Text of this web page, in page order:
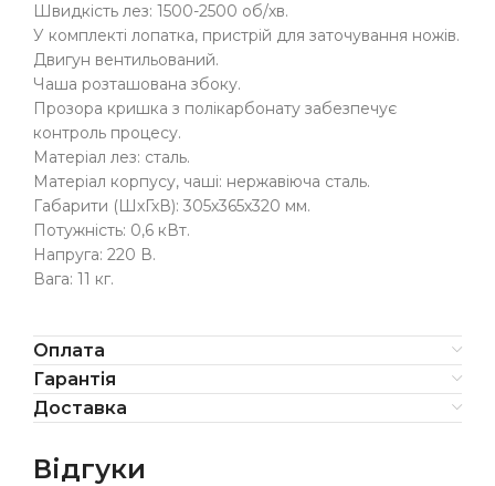
Швидкість лез: 1500-2500 об/хв.
У комплекті лопатка, пристрій для заточування ножів.
Двигун вентильований.
Чаша розташована збоку.
Прозора кришка з полікарбонату забезпечує
контроль процесу.
Матеріал лез: сталь.
Матеріал корпусу, чаші: нержавіюча сталь.
Габарити (ШхГхВ): 305х365х320 мм.
Потужність: 0,6 кВт.
Напруга: 220 В.
Вага: 11 кг.
Оплата
Гарантія
Доставка
Відгуки